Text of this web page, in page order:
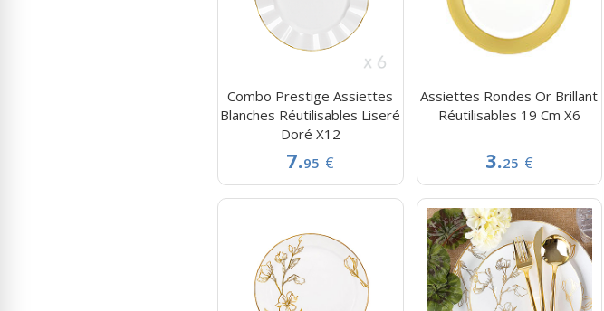
Combo Prestige Assiettes
Blanches Réutilisables Liseré
Doré X12
7.95 €
Assiettes Rondes Or Brillant
Réutilisables 19 Cm X6
3.25 €